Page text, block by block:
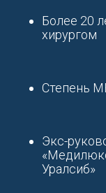
Более 20
хирургом
Степень
Экс-
Уралсиб»